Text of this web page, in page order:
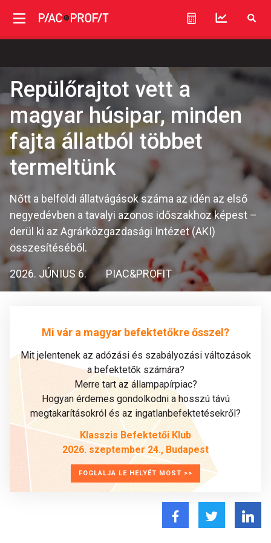
Repülőrajtot vett a
magyar húsipar, minden
fajta állatból többet
termeltünk
Nőtt a belföldi állatvágások száma az idén az első
negyedévben a tavalyi azonos időszakhoz képest –
derül ki az Agrárközgazdasági Intézet (AKI)
összesítéséből.
2026. JÚNIUS 6. PIAC&PROFIT
Mi vár a magyar befektetőkre ősszel?
Mit jelentenek az adózási és szabályozási változások
a befektetők számára?
Merre tart az állampapírpiac?
Hogyan érdemes gondolkodni a hosszú távú
megtakarításokról és az ingatlanbefektetésekről?
Klasszis Befektetői Klub
2026. szeptember 24., Budapest
FOGLALJA LE HELYÉT MOST >>